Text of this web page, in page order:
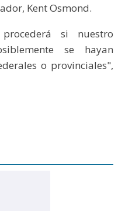
Kent Osmond.
si nuestro
se hayan
o provinciales",